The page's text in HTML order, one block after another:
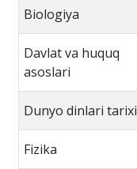
Biologiya
Davlat va huquq
asoslari
Dunyo dinlari tarixi
Fizika